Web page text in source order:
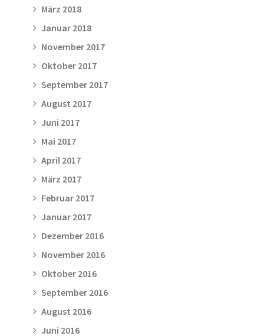
März 2018
Januar 2018
November 2017
Oktober 2017
September 2017
August 2017
Juni 2017
Mai 2017
April 2017
März 2017
Februar 2017
Januar 2017
Dezember 2016
November 2016
Oktober 2016
September 2016
August 2016
Juni 2016